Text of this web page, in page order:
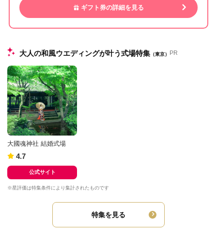
ギフト券の詳細を見る
大人の和風ウエディングが叶う式場特集 （東京） PR
大國魂神社 結婚式場
4.7
公式サイト
※星評価は特集条件により集計されたものです
特集を見る